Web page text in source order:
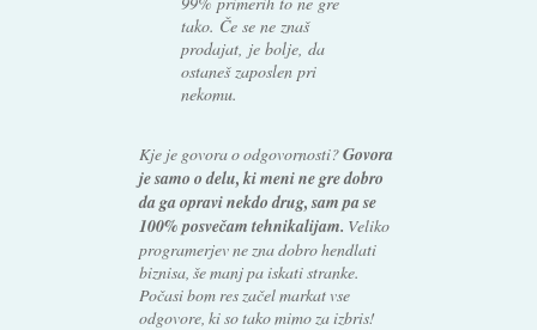
tako. Če se ne znaš
prodajat, je bolje, da
ostaneš zaposlen pri
nekomu.
Kje je govora o odgovornosti?Govora
je samo o delu, ki meni ne gre dobro
da ga opravi nekdo drug, sam pa se
100% posvečam tehnikalijam. Veliko
programerjev ne zna dobro hendlati
biznisa, še manj pa iskati stranke.
Počasi bom res začel markat vse
odgovore, ki so tako mimo za izbris!